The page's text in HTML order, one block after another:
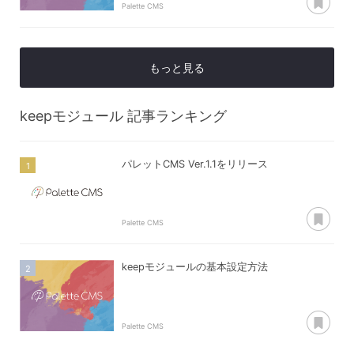
Palette CMS
もっと見る
keepモジュール 記事ランキング
パレットCMS Ver.1.1をリリース
Palette CMS
keepモジュールの基本設定方法
Palette CMS